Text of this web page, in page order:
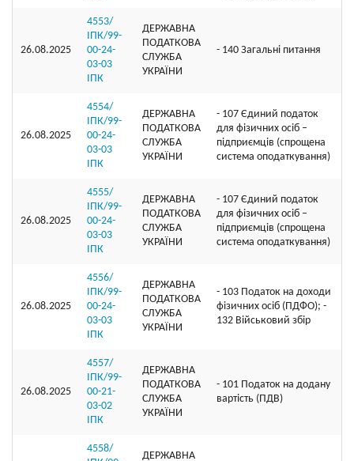
26.08.2025
4553/
ІПК/99-
00-24-
03-03
ІПК
ДЕРЖАВНА
ПОДАТКОВА
СЛУЖБА
УКРАЇНИ
- 140 Загальні питання
26.08.2025
4554/
ІПК/99-
00-24-
03-03
ІПК
ДЕРЖАВНА
ПОДАТКОВА
СЛУЖБА
УКРАЇНИ
- 107 Єдиний податок
для фізичних осіб –
підприємців (спрощена
система оподаткування)
26.08.2025
4555/
ІПК/99-
00-24-
03-03
ІПК
ДЕРЖАВНА
ПОДАТКОВА
СЛУЖБА
УКРАЇНИ
- 107 Єдиний податок
для фізичних осіб –
підприємців (спрощена
система оподаткування)
26.08.2025
4556/
ІПК/99-
00-24-
03-03
ІПК
ДЕРЖАВНА
ПОДАТКОВА
СЛУЖБА
УКРАЇНИ
- 103 Податок на доходи
фізичних осіб (ПДФО); -
132 Військовий збір
26.08.2025
4557/
ІПК/99-
00-21-
03-02
ІПК
ДЕРЖАВНА
ПОДАТКОВА
СЛУЖБА
УКРАЇНИ
- 101 Податок на додану
вартість (ПДВ)
4558/
ДЕРЖАВНА